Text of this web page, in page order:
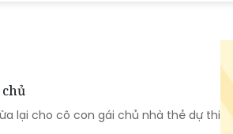
lại cho cô con gái chủ nhà thẻ dự thi